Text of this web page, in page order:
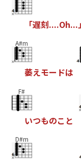
「遅刻....Oh... 」
A#m
萎えモー ドは
F#
いつものこ と
D#m